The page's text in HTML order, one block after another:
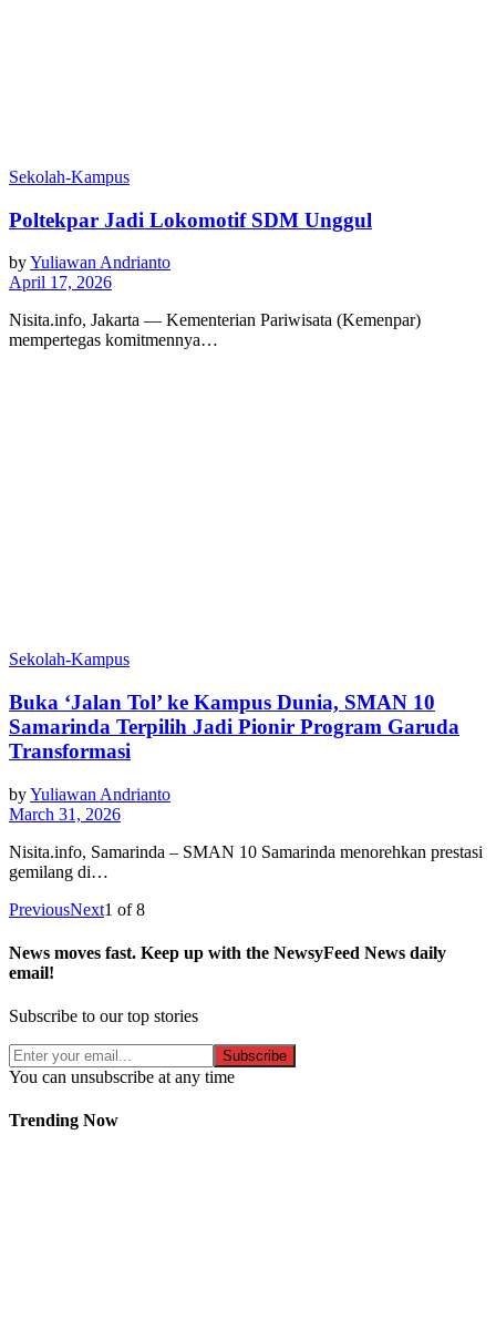
Sekolah-Kampus
Poltekpar Jadi Lokomotif SDM Unggul
byYuliawan Andrianto
April 17, 2026
Nisita.info, Jakarta — Kementerian Pariwisata (Kemenpar)
mempertegas komitmennya…
Sekolah-Kampus
Buka ‘Jalan Tol’ ke Kampus Dunia, SMAN 10
Samarinda Terpilih Jadi Pionir Program Garuda
Transformasi
byYuliawan Andrianto
March 31, 2026
Nisita.info, Samarinda – SMAN 10 Samarinda menorehkan prestasi
gemilang di…
PreviousNext1 of8
News moves fast. Keep up with the NewsyFeed News daily
email!
Subscribe to our top stories
Subscribe
You can unsubscribe at any time
Trending Now